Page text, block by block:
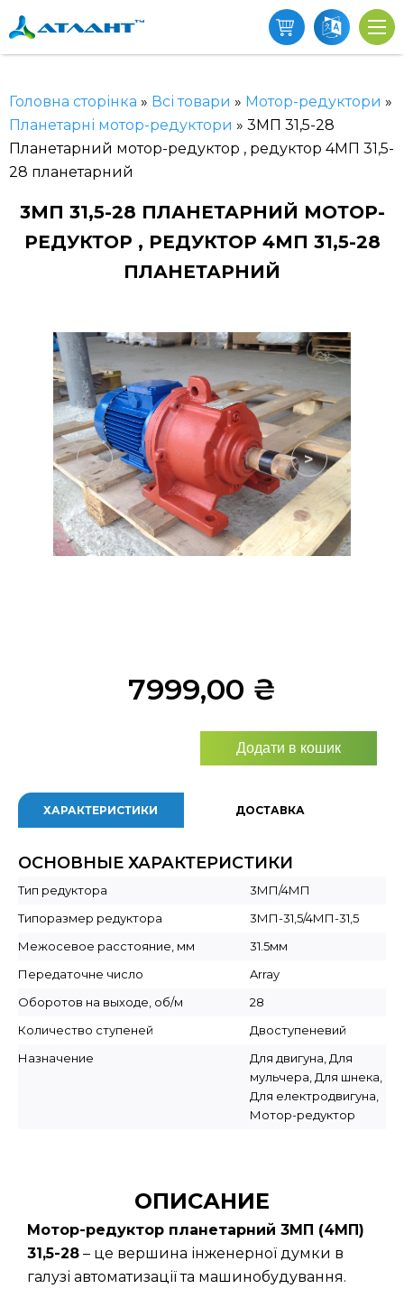
Головна сторінка » Всі товари » Мотор-редуктори »
Планетарні мотор-редуктори » 3МП 31,5-28
Планетарний мотор-редуктор , редуктор 4МП 31,5-
28 планетарний
3МП 31,5-28 ПЛАНЕТАРНИЙ МОТОР-
РЕДУКТОР , РЕДУКТОР 4МП 31,5-28
ПЛАНЕТАРНИЙ
< >
7999,00 ₴
Додати в кошик
ХАРАКТЕРИСТИКИ ДОСТАВКА
ОСНОВНЫЕ ХАРАКТЕРИСТИКИ
Тип редуктора
3МП/4МП
Типоразмер редуктора
3МП-31,5/4МП-31,5
Межосевое расстояние, мм
31.5мм
Передаточне число
Array
Оборотов на выходе, об/м
28
Количество ступеней
Двоступеневий
Назначение
Для двигуна, Для
мульчера, Для шнека,
Для електродвигуна,
Мотор-редуктор
ОПИСАНИЕ
Мотор-редуктор планетарний 3МП (4МП)
31,5-28 – це вершина інженерної думки в
галузі автоматизації та машинобудування.